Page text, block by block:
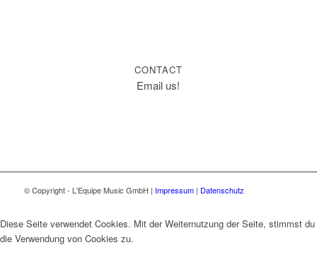
CONTACT
Email us!
© Copyright - L'Equipe Music GmbH | Impressum | Datenschutz
Diese Seite verwendet Cookies. Mit der Weiternutzung der Seite, stimmst du
die Verwendung von Cookies zu.